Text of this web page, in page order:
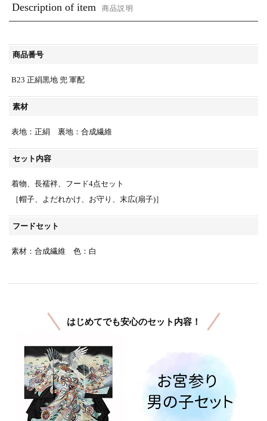
Description of item 商品説明
商品番号
B23 正絹黒地 兜 軍配
素材
表地：正絹 裏地：合成繊維
セット内容
着物、長襦袢、フード4点セット
［帽子、よだれかけ、お守り、末広(扇子)］
フードセット
素材：合成繊維 色：白
はじめてでも安心のセット内容！